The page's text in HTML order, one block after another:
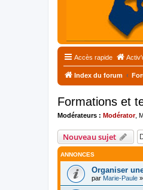
Accès rapide
Index du forum
Formations et
Modérateurs : Modérator,
Nouveau sujet
ANNONCES
Organiser
par Marie-Paule »